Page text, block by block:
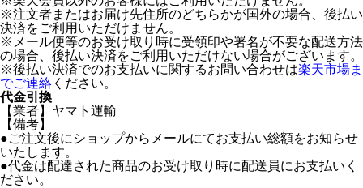
※注文者またはお届け先住所のどちらかが国外の場合、後払い
決済をご利用いただけません。
※メール便等のお受け取り時に受領印や署名が不要な配送方法
の場合、後払い決済をご利用いただけない場合がございます。
※後払い決済でのお支払いに関するお問い合わせは楽天市場ま
でご連絡 ください。
代金引換
【業者】ヤマト運輸
【備考】
●ご注文後にショップからメールにてお支払い総額をお知らせ
いたします。
●代金は配達された商品のお受け取り時に配送員にお支払いく
ださい。